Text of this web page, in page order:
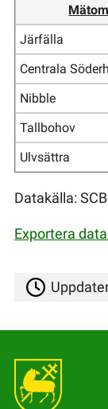
Järfälla
Centrala
Nibble
Tallbohov
Ulvsättra
Datakälla: SCB
Exportera